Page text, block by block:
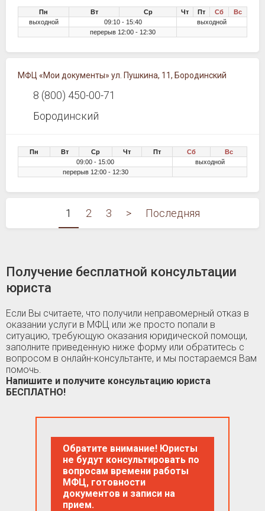
Пн Вт Ср Чт Пт Сб
Вс
выходной
09:10 - 15:40
выходной
перерыв 12:00 - 12:30
МФЦ «Мои документы» ул. Пушкина, 11, Бородинский
8 (800) 450-00-71
Бородинский
Пн Вт Ср Чт Пт Сб
Вс
09:00 - 15:00
выходной
перерыв 12:00 - 12:30
1 2 3 > Последняя
Получение бесплатной консультации
юриста
Если Вы считаете, что получили неправомерный отказ в
оказании услуги в МФЦ или же просто попали в
ситуацию, требующую оказания юридической помощи,
заполните приведенную ниже форму или обратитесь с
вопросом в онлайн-консультанте, и мы постараемся Вам
помочь.
Напишите и получите консультацию юриста
БЕСПЛАТНО!
Обратите внимание! Юристы
не будут консультировать по
вопросам времени работы
МФЦ, готовности
документов и записи на
прием.